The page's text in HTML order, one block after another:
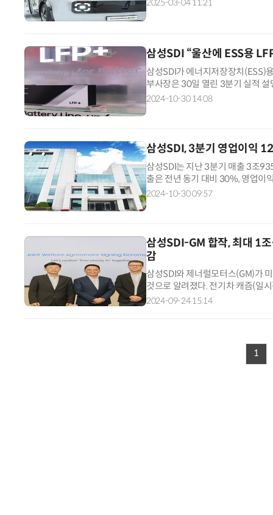
2025-03-04 11:21
삼성SDI “울산에 ESS용
삼성SDI가 에너지저장장치(ESS)
부사장은 30일 열린 3분기 실적
을 확정해 지난달부터 울산 사업
2024-10-30 14:08
삼성SDI, 3분기 영업이익
삼성SDI는 지난 3분기 매출 3조
출은 전년 동기 대비 30%, 영업이
익은 46% 각각 줄었다. 전기차 캐
2024-10-30 09:57
삼성SDI-GM 합작, 최대 1
감
삼성SDI와 제너럴모터스(GM)가
것으로 알려졌다. 전기차 캐즘(일
비’가 될지 주목된다. 24일 업계에
2024-09-24 15:14
1